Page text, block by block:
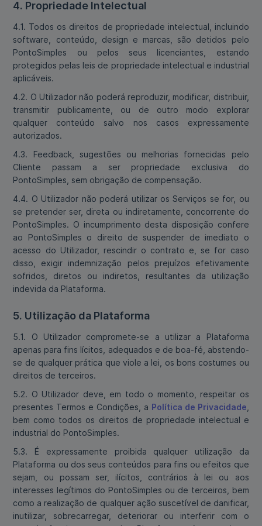
4. Propriedade Intelectual
4.1. Todos os direitos de propriedade intelectual, incluindo
software, conteúdo, design e marcas, são detidos pelo
PontoSimples ou pelos seus licenciantes, estando
protegidos pelas leis de propriedade intelectual e industrial
aplicáveis.
4.2. O Utilizador não poderá reproduzir, modificar, distribuir,
transmitir publicamente, ou de outro modo explorar
qualquer conteúdo salvo nos casos expressamente
autorizados.
4.3. Feedback, sugestões ou melhorias fornecidas pelo
Cliente passam a ser propriedade exclusiva do
PontoSimples, sem obrigação de compensação.
4.4. O Utilizador não poderá utilizar os Serviços se for, ou
se pretender ser, direta ou indiretamente, concorrente do
PontoSimples. O incumprimento desta disposição confere
ao PontoSimples o direito de suspender de imediato o
acesso do Utilizador, rescindir o contrato e, se for caso
disso, exigir indemnização pelos prejuízos efetivamente
sofridos, diretos ou indiretos, resultantes da utilização
indevida da Plataforma.
5. Utilização da Plataforma
5.1. O Utilizador compromete-se a utilizar a Plataforma
apenas para fins lícitos, adequados e de boa-fé, abstendo-
se de qualquer prática que viole a lei, os bons costumes ou
direitos de terceiros.
5.2. O Utilizador deve, em todo o momento, respeitar os
presentes Termos e Condições, a Política de Privacidade
bem como todos os direitos de propriedade intelectual e
industrial do PontoSimples.
5.3. É expressamente proibida qualquer utilização da
Plataforma ou dos seus conteúdos para fins ou efeitos que
sejam, ou possam ser, ilícitos, contrários à lei ou aos
interesses legítimos do PontoSimples ou de terceiros, bem
como a realização de qualquer ação suscetível de danificar,
inutilizar, sobrecarregar, deteriorar ou interferir com o